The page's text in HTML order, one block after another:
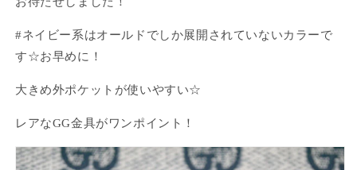
#ネイビー系はオールドでしか展開されていないカラーで
す☆お早めに！
大きめ外ポケットが使いやすい☆
レアなGG金具がワンポイント！